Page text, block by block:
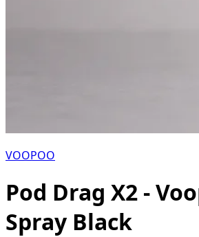
VOOPOO
Pod Drag X2 -
Spray Black